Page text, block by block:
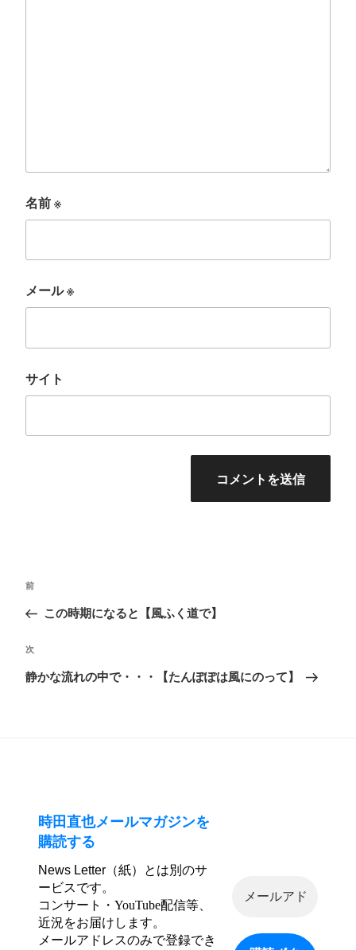
名前※
メール※
サイト
投
ナ
ビ
ゲ
ー
前
の
稿
前
この時期になると【風ふく道で】
次
の
次
静かな流れの中で・・・【たんぽぽは風にのって】
時田直也メールマガジンを
購読する
News Letter（紙）とは別のサ
ービスです。
コンサート・YouTube配信等、
近況をお届けします。
メールアドレスのみで登録でき